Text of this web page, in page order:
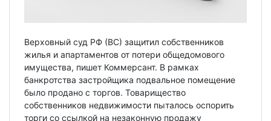
Верховный суд РФ (ВС) защитил собственников
жилья и апартаментов от потери общедомового
имущества, пишет Коммерсант. В рамках
банкротства застройщика подвальное помещение
было продано с торгов. Товарищество
собственников недвижимости пыталось оспорить
торги со ссылкой на незаконную продажу